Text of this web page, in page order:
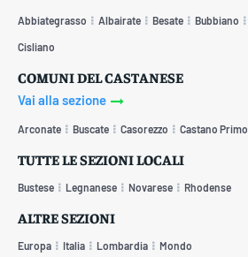
Abbiategrasso Albairate Besate Bubbiano
Cisliano
COMUNI DEL CASTANESE
Vai alla sezione
Arconate Buscate Casorezzo Castano Primo
TUTTE LE SEZIONI LOCALI
Bustese Legnanese Novarese Rhodense
ALTRE SEZIONI
Europa Italia Lombardia Mondo